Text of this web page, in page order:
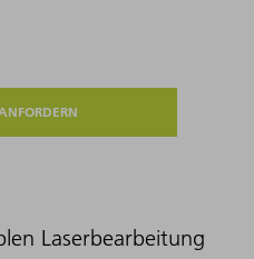
Laserbearbeitung